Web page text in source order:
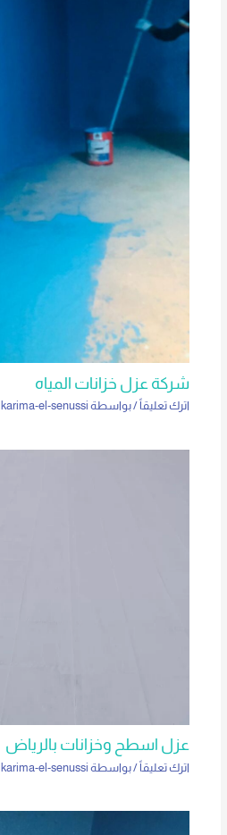
شركة عزل خزانات المياه
اترك تعليقاً / بواسطة karima-el-senussi
عزل اسطح وخزانات بالرياض
اترك تعليقاً/ بواسطة karima-el-senussi